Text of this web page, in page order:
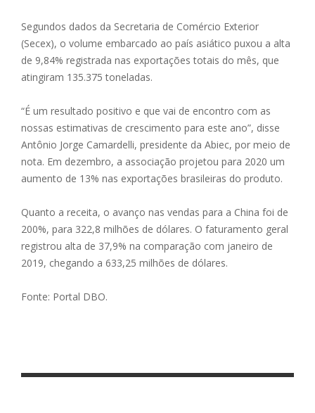
Segundos dados da Secretaria de Comércio Exterior
(Secex), o volume embarcado ao país asiático puxou a alta
de 9,84% registrada nas exportações totais do mês, que
atingiram 135.375 toneladas.
“É um resultado positivo e que vai de encontro com as
nossas estimativas de crescimento para este ano”, disse
Antônio Jorge Camardelli, presidente da Abiec, por meio de
nota. Em dezembro, a associação projetou para 2020 um
aumento de 13% nas exportações brasileiras do produto.
Quanto a receita, o avanço nas vendas para a China foi de
200%, para 322,8 milhões de dólares. O faturamento geral
registrou alta de 37,9% na comparação com janeiro de
2019, chegando a 633,25 milhões de dólares.
Fonte: Portal DBO.